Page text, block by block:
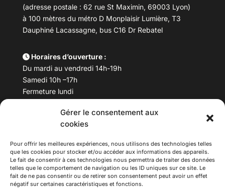
Gérer le consentement aux
cookies
Pour offrir les meilleures expériences, nous utilisons des technologies telles
que les cookies pour stocker et/ou accéder aux informations des appareils.
Le fait de consentir à ces technologies nous permettra de traiter des données
telles que le comportement de navigation ou les ID uniques sur ce site. Le
fait de ne pas consentir ou de retirer son consentement peut avoir un effet
négatif sur certaines caractéristiques et fonctions.
(adresse postale : 62 rue St Maximin, 69003 Lyon)
à 100 mètres du métro D Monplaisir Lumière, T3
Dauphiné Lacassagne, bus C16 Dr Rebatel
Horaires d’ouverture :
Du mardi au vendredi 14h-19h
Samedi 10h –17h
Fermeture lundi
Téléphone : 04 78 53 06 40
maisondesculturesasiatiques@asiexpo.com